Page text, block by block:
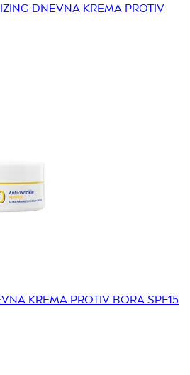
DNEVNA KREMA PROTIV
KREMA PROTIV BORA SPF15